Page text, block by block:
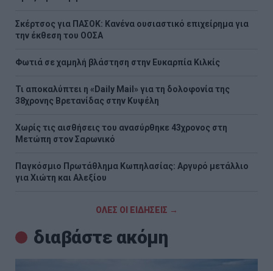
Σκέρτσος για ΠΑΣΟΚ: Κανένα ουσιαστικό επιχείρημα για
την έκθεση του ΟΟΣΑ
Φωτιά σε χαμηλή βλάστηση στην Ευκαρπία Κιλκίς
Τι αποκαλύπτει η «Daily Mail» για τη δολοφονία της
38χρονης Βρετανίδας στην Κυψέλη
Χωρίς τις αισθήσεις του ανασύρθηκε 43χρονος στη
Μετώπη στον Σαρωνικό
Παγκόσμιο Πρωτάθλημα Κωπηλασίας: Αργυρό μετάλλιο
για Χιώτη και Αλεξίου
ΟΛΕΣ ΟΙ ΕΙΔΗΣΕΙΣ →
διαβάστε ακόμη